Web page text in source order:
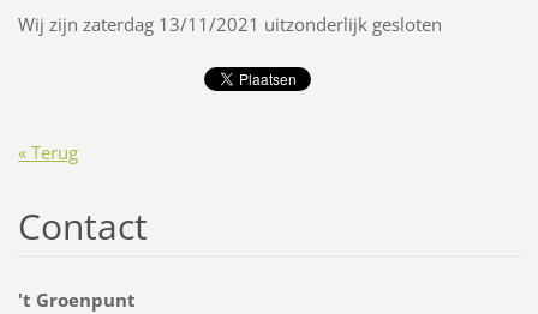
Wij zijn zaterdag 13/11/2021 uitzonderlijk gesloten
« Terug
Contact
't Groenpunt